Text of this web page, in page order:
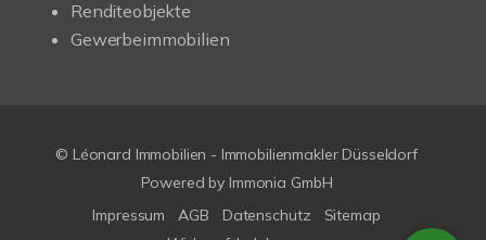
Renditeobjekte
Gewerbeimmobilien
© Léonard Immobilien - Immobilienmakler Düsseldorf
Powered by Immonia GmbH
Impressum
AGB Datenschutz
Sitemap